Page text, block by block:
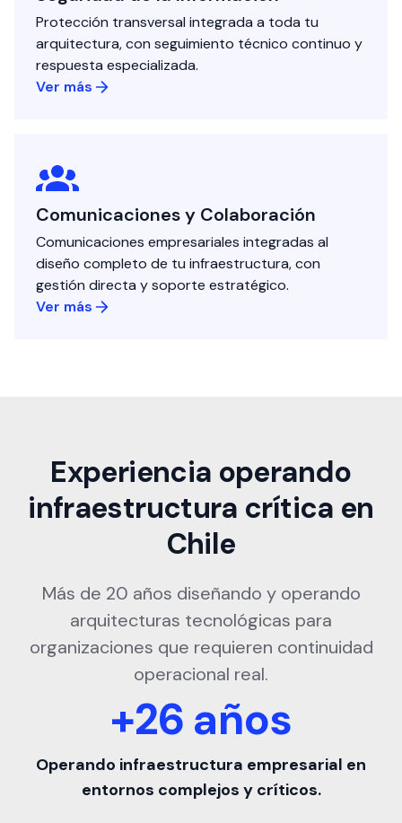
Protección transversal integrada a toda tu
arquitectura, con seguimiento técnico continuo y
respuesta especializada.
Ver más
Comunicaciones y Colaboración
Comunicaciones empresariales integradas al
diseño completo de tu infraestructura, con
gestión directa y soporte estratégico.
Ver más
Experiencia operando
infraestructura crítica en
Chile
Más de 20 años diseñando y operando
arquitecturas tecnológicas para
organizaciones que requieren continuidad
operacional real.
+26 años
Operando infraestructura empresarial en
entornos complejos y críticos.